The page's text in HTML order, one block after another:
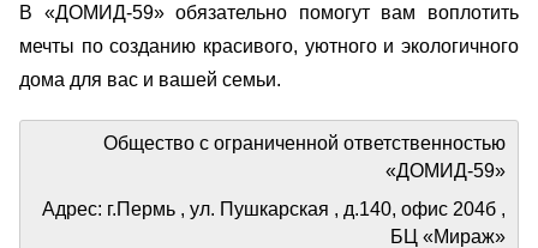
В «ДОМИД-59» обязательно помогут вам воплотить
мечты по созданию красивого, уютного и экологичного
дома для вас и вашей семьи.
Общество с ограниченной ответственностью
«ДОМИД-59»
Адрес: г.Пермь , ул. Пушкарская , д.140, офис 204б ,
БЦ «Мираж»